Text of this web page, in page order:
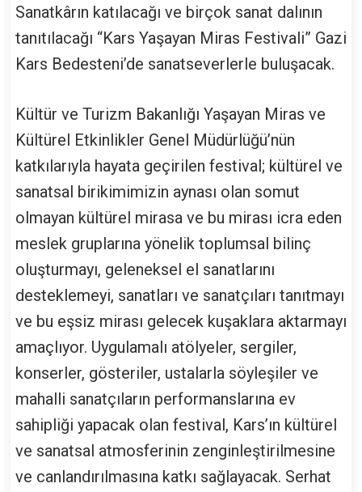
Sanatkârın katılacağı ve birçok sanat dalının
tanıtılacağı “Kars Yaşayan Miras Festivali” Gazi
Kars Bedesteni’de sanatseverlerle buluşacak.
Kültür ve Turizm Bakanlığı Yaşayan Miras ve
Kültürel Etkinlikler Genel Müdürlüğü’nün
katkılarıyla hayata geçirilen festival; kültürel ve
sanatsal birikimimizin aynası olan somut
olmayan kültürel mirasa ve bu mirası icra eden
meslek gruplarına yönelik toplumsal bilinç
oluşturmayı, geleneksel el sanatlarını
desteklemeyi, sanatları ve sanatçıları tanıtmayı
ve bu eşsiz mirası gelecek kuşaklara aktarmayı
amaçlıyor. Uygulamalı atölyeler, sergiler,
konserler, gösteriler, ustalarla söyleşiler ve
mahalli sanatçıların performanslarına ev
sahipliği yapacak olan festival, Kars’ın kültürel
ve sanatsal atmosferinin zenginleştirilmesine
ve canlandırılmasına katkı sağlayacak. Serhat